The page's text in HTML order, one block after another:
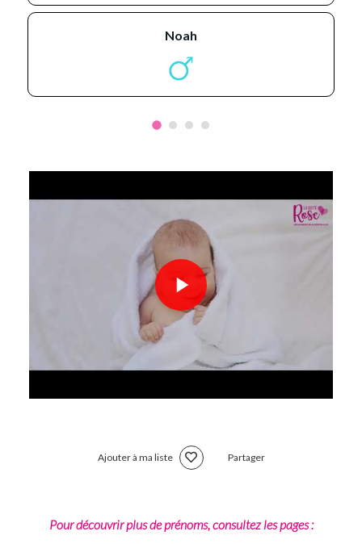
noah
Ajouter à ma liste Partager
Pour découvrir plus de prénoms, consultez les pages :